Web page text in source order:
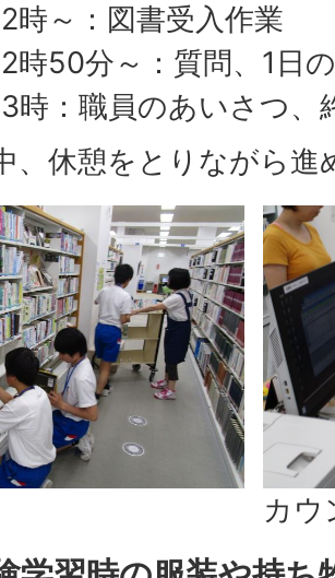
時～：図書受入作業
時50分～：質問、1日
時：職員のあいさつ、
、休憩をとりながら進
カウ